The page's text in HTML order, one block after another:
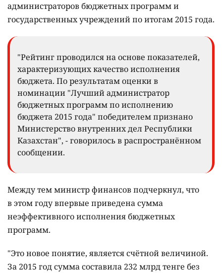
администраторов бюджетных программ и
государственных учреждений по итогам 2015 года.
"Рейтинг проводился на основе показателей,
характеризующих качество исполнения
бюджета. По результатам оценки в
номинации "Лучший администратор
бюджетных программ по исполнению
бюджета 2015 года" победителем признано
Министерство внутренних дел Республики
Казахстан", - говорилось в распространённом
сообщении.
Между тем министр финансов подчеркнул, что
в этом году впервые приведена сумма
неэффективного исполнения бюджетных
программ.
"Это новое понятие, является счётной величиной.
За 2015 год сумма составила 232 млрд тенге без